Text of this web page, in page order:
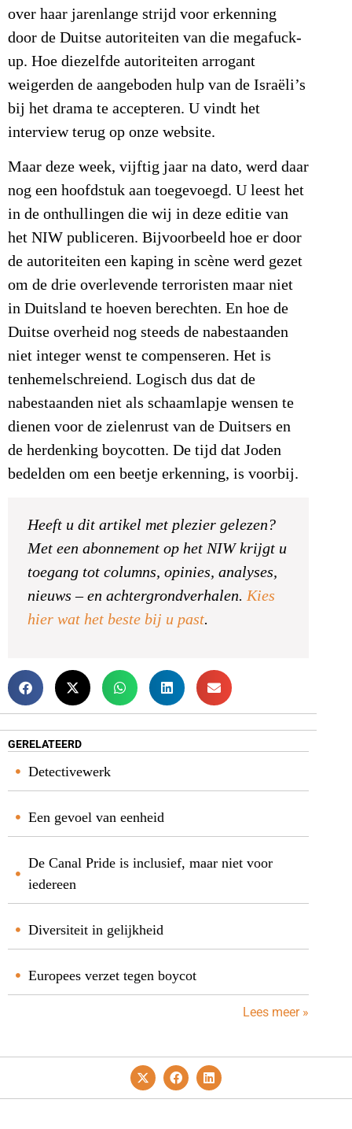
over haar jarenlange strijd voor erkenning
door de Duitse autoriteiten van die megafuck-
up. Hoe diezelfde autoriteiten arrogant
weigerden de aangeboden hulp van de Israëli’s
bij het drama te accepteren. U vindt het
interview terug op onze website.
Maar deze week, vijftig jaar na dato, werd daar
nog een hoofdstuk aan toegevoegd. U leest het
in de onthullingen die wij in deze editie van
het NIW publiceren. Bijvoorbeeld hoe er door
de autoriteiten een kaping in scène werd gezet
om de drie overlevende terroristen maar niet
in Duitsland te hoeven berechten. En hoe de
Duitse overheid nog steeds de nabestaanden
niet integer wenst te compenseren. Het is
tenhemelschreiend. Logisch dus dat de
nabestaanden niet als schaamlapje wensen te
dienen voor de zielenrust van de Duitsers en
de herdenking boycotten. De tijd dat Joden
bedelden om een beetje erkenning, is voorbij.
Heeft u dit artikel met plezier gelezen?
Met een abonnement op het NIW krijgt u
toegang tot columns, opinies, analyses,
nieuws – en achtergrondverhalen. Kies
hier wat het beste bij u past.
GERELATEERD
Detectivewerk
Een gevoel van eenheid
De Canal Pride is inclusief, maar niet voor
iedereen
Diversiteit in gelijkheid
Europees verzet tegen boycot
Lees meer »